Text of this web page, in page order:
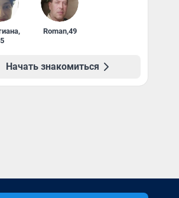
,
Roman,49
Начать знакомиться